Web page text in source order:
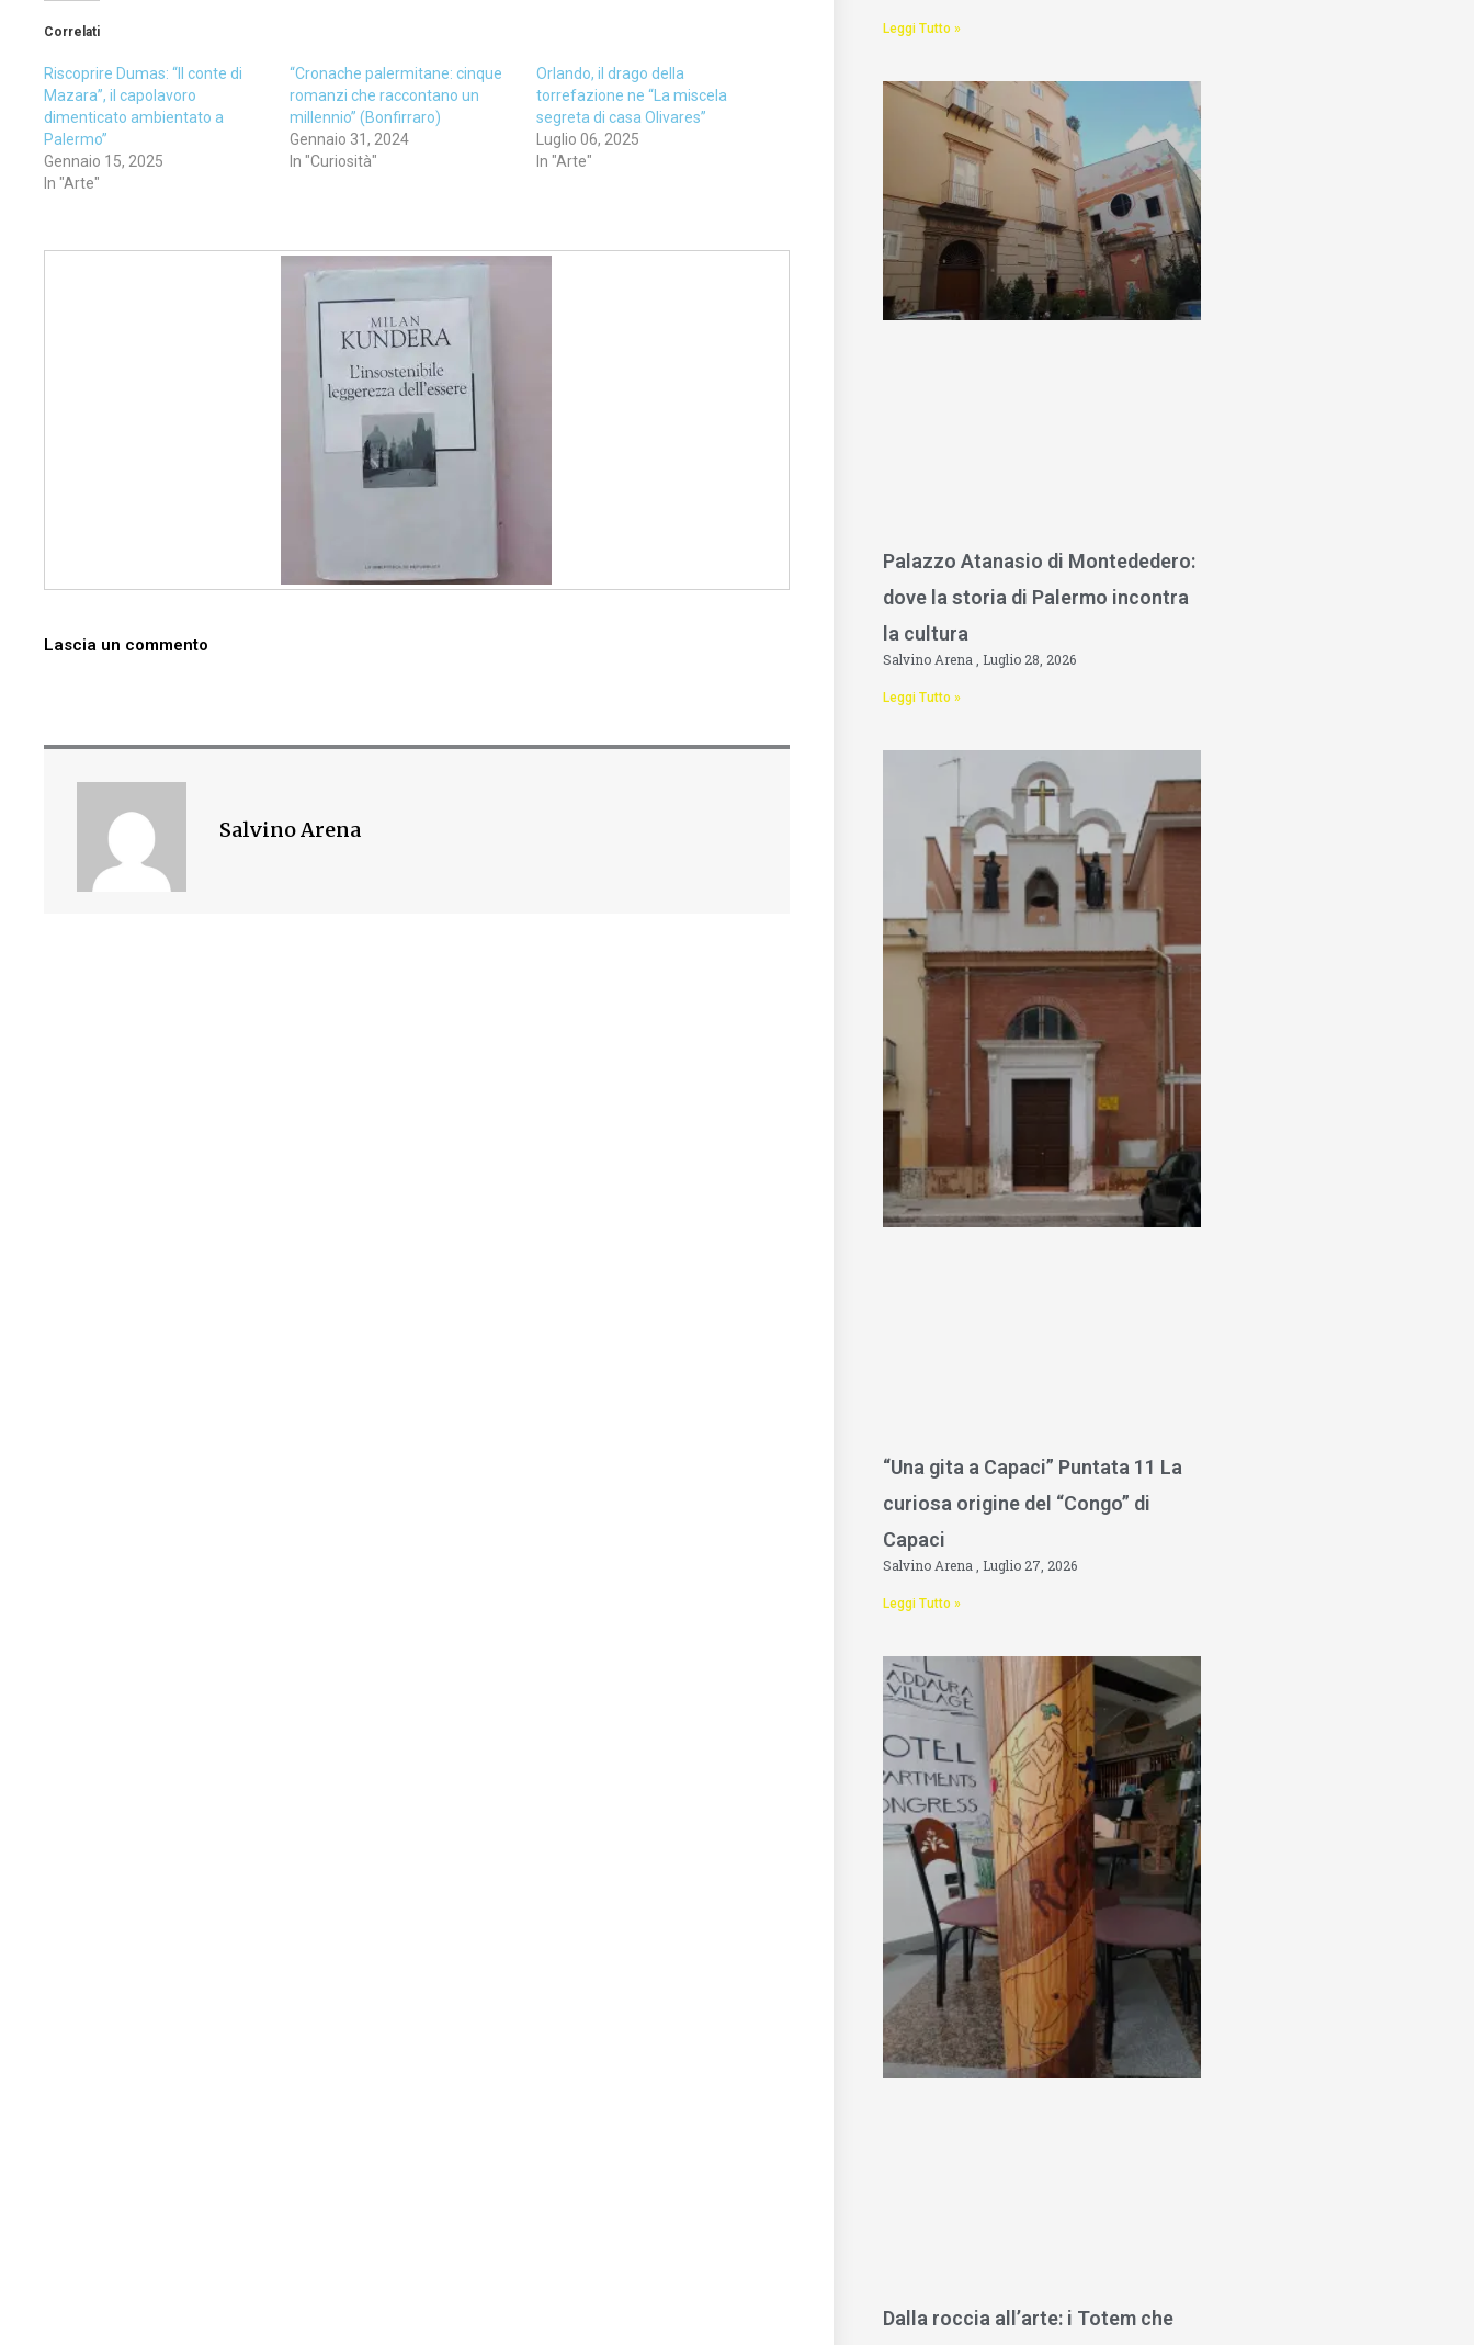
Correlati
Riscoprire Dumas: “Il conte di
Mazara”, il capolavoro
dimenticato ambientato a
Palermo”
Gennaio 15, 2025
In "Arte"
“Cronache palermitane: cinque
romanzi che raccontano un
millennio” (Bonfirraro)
Gennaio 31, 2024
In "Curiosità"
Orlando, il drago della
torrefazione ne “La miscela
segreta di casa Olivares”
Luglio 06, 2025
In "Arte"
Lascia un commento
Salvino Arena
Leggi Tutto »
Palazzo Atanasio di Montededero:
dove la storia di Palermo incontra
la cultura
Salvino Arena Luglio 28, 2026
Leggi Tutto »
“Una gita a Capaci” Puntata 11 La
curiosa origine del “Congo” di
Capaci
Salvino Arena Luglio 27, 2026
Leggi Tutto »
Dalla roccia all’arte: i Totem che